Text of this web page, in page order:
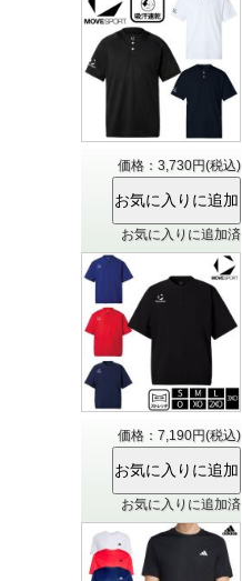
価格：3,730円(税込)
お気に入りに追加済
価格：7,190円(税込)
お気に入りに追加済